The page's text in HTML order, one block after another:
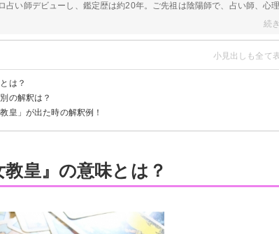
占い師デビューし、鑑定歴は約20年。ご先祖は陰陽師で、占い師、心
は？
の解釈は？
皇」が出た時の解釈例！
皇』の意味とは？